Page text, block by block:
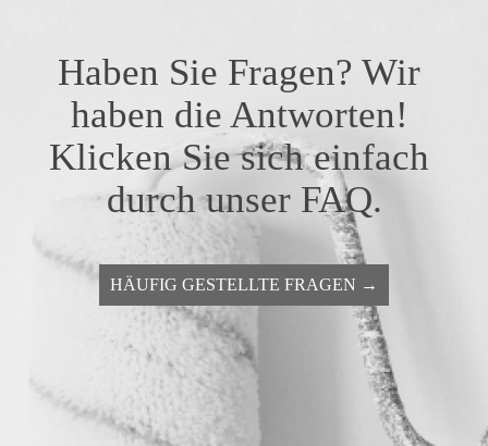
Haben Sie Fragen? Wir
haben die Antworten!
Klicken Sie sich einfach
durch unser FAQ.
HÄUFIG GESTELLTE FRAGEN →